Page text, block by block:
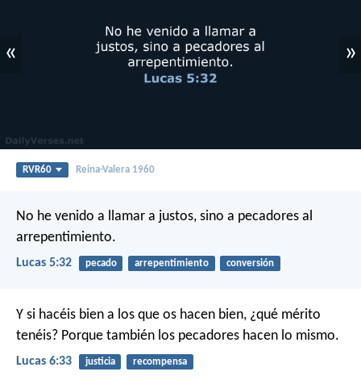
« »
RVR60 Reina-Valera 1960
No he venido a llamar a justos, sino a pecadores al
arrepentimiento.
Lucas 5:32 pecado arrepentimiento conversión
Y si hacéis bien a los que os hacen bien, ¿qué mérito
tenéis? Porque también los pecadores hacen lo mismo.
Lucas 6:33 justicia recompensa